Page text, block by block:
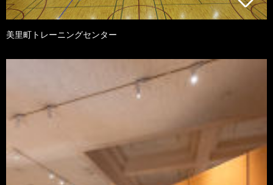
美里町トレーニングセンター